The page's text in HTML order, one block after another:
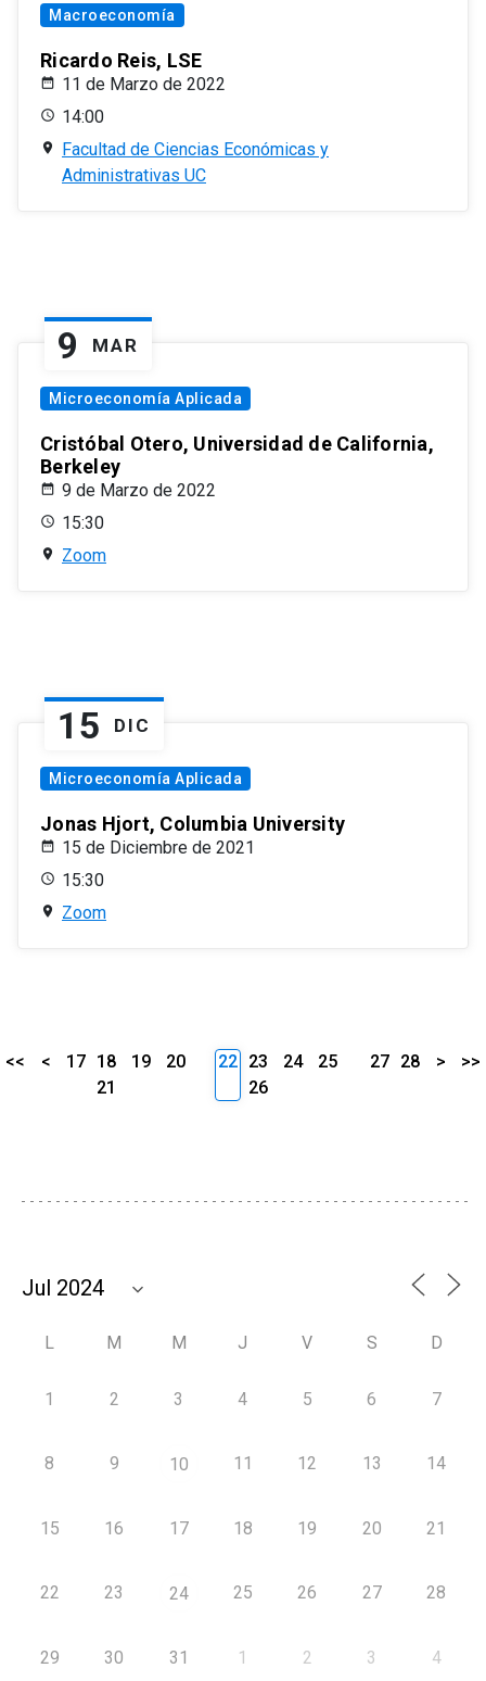
Macroeconomía
Ricardo Reis, LSE
11 de Marzo de 2022
14:00
Facultad de Ciencias Económicas y
Administrativas UC
9 MAR
Microeconomía Aplicada
Cristóbal Otero, Universidad de California,
Berkeley
9 de Marzo de 2022
15:30
Zoom
15 DIC
Microeconomía Aplicada
Jonas Hjort, Columbia University
15 de Diciembre de 2021
15:30
Zoom
<< < 17 18 19
20
21
22 23 24
25
26
27 28 > >>
L M M J V S D
1 2 3 4 5 6 7
8 9 10 11 12 13 14
15 16 17 18 19 20 21
22 23 24 25 26 27 28
29 30 31 1 2 3 4